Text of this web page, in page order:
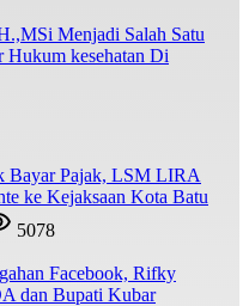
Menjadi Salah Satu
Hukum kesehatan Di
Bayar Pajak, LSM LIRA
ke Kejaksaan Kota Batu
5078
Facebook, Rifky
dan Bupati Kubar